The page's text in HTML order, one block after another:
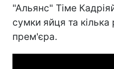
"Альянс" Тіме
сумки яйця та кілька
прем'єра.